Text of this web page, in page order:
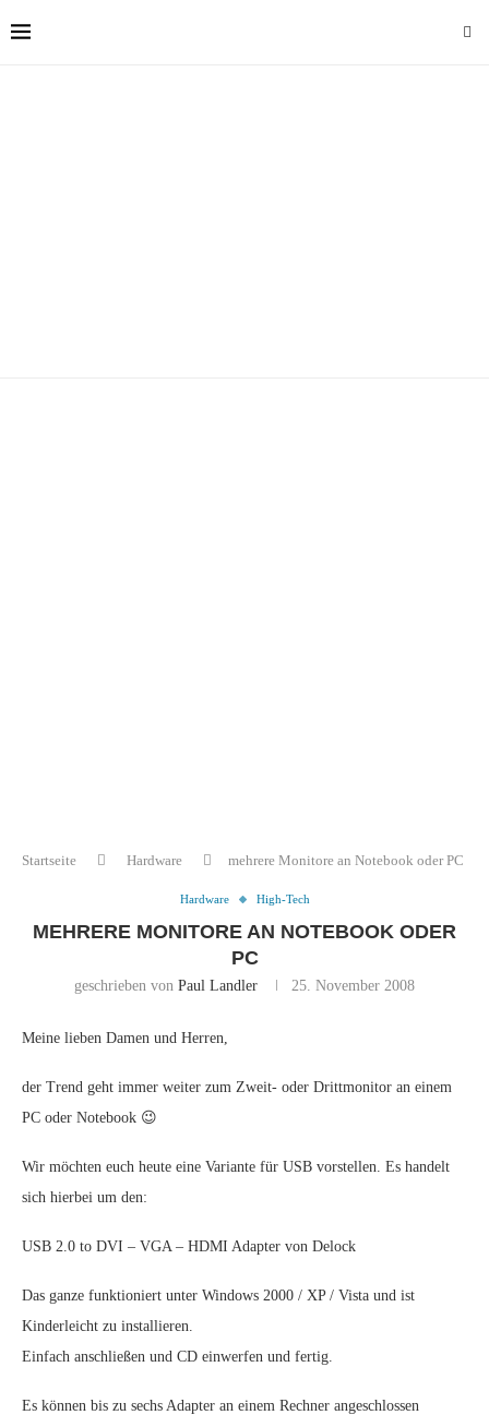
Startseite Hardware mehrere Monitore an Notebook oder PC
Hardware High-Tech
MEHRERE MONITORE AN NOTEBOOK ODER
PC
geschrieben von Paul Landler 25. November 2008
Meine lieben Damen und Herren,
der Trend geht immer weiter zum Zweit- oder Drittmonitor an einem
PC oder Notebook 😉
Wir möchten euch heute eine Variante für USB vorstellen. Es handelt
sich hierbei um den:
USB 2.0 to DVI – VGA – HDMI Adapter von Delock
Das ganze funktioniert unter Windows 2000 / XP / Vista und ist
Kinderleicht zu installieren.
Einfach anschließen und CD einwerfen und fertig.
Es können bis zu sechs Adapter an einem Rechner angeschlossen